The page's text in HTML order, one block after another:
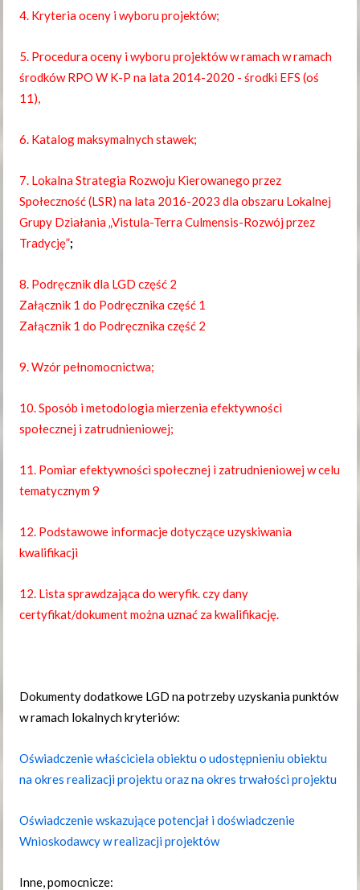
4. Kryteria oceny i wyboru projektów;
5. Procedura oceny i wyboru projektów w ramach w ramach
środków RPO W K-P na lata 2014-2020 - środki EFS (oś
11),
6. Katalog maksymalnych stawek;
7. Lokalna Strategia Rozwoju Kierowanego przez
Społeczność (LSR) na lata 2016-2023 dla obszaru Lokalnej
Grupy Działania „Vistula-Terra Culmensis-Rozwój przez
Tradycję”;
8. Podręcznik dla LGD część 2
Załącznik 1 do Podręcznika część 1
Załącznik 1 do Podręcznika część 2
9. Wzór pełnomocnictwa;
10. Sposób i metodologia mierzenia efektywności
społecznej i zatrudnieniowej;
11. Pomiar efektywności społecznej i zatrudnieniowej w celu
tematycznym 9
12. Podstawowe informacje dotyczące uzyskiwania
kwalifikacji
12. Lista sprawdzająca do weryfik. czy dany
certyfikat/dokument można uznać za kwalifikację.
Dokumenty dodatkowe LGD na potrzeby uzyskania punktów
w ramach lokalnych kryteriów:
Oświadczenie właściciela obiektu o udostępnieniu obiektu
na okres realizacji projektu oraz na okres trwałości projektu
Oświadczenie wskazujące potencjał i doświadczenie
Wnioskodawcy w realizacji projektów
Inne, pomocnicze: